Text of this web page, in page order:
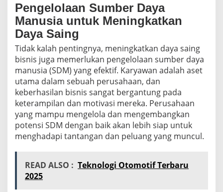
Pengelolaan Sumber Daya
Manusia untuk Meningkatkan
Daya Saing
Tidak kalah pentingnya, meningkatkan daya saing
bisnis juga memerlukan pengelolaan sumber daya
manusia (SDM) yang efektif. Karyawan adalah aset
utama dalam sebuah perusahaan, dan
keberhasilan bisnis sangat bergantung pada
keterampilan dan motivasi mereka. Perusahaan
yang mampu mengelola dan mengembangkan
potensi SDM dengan baik akan lebih siap untuk
menghadapi tantangan dan peluang yang muncul.
READ ALSO : Teknologi Otomotif Terbaru
2025